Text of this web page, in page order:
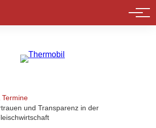
Termine
und Transparenz in der